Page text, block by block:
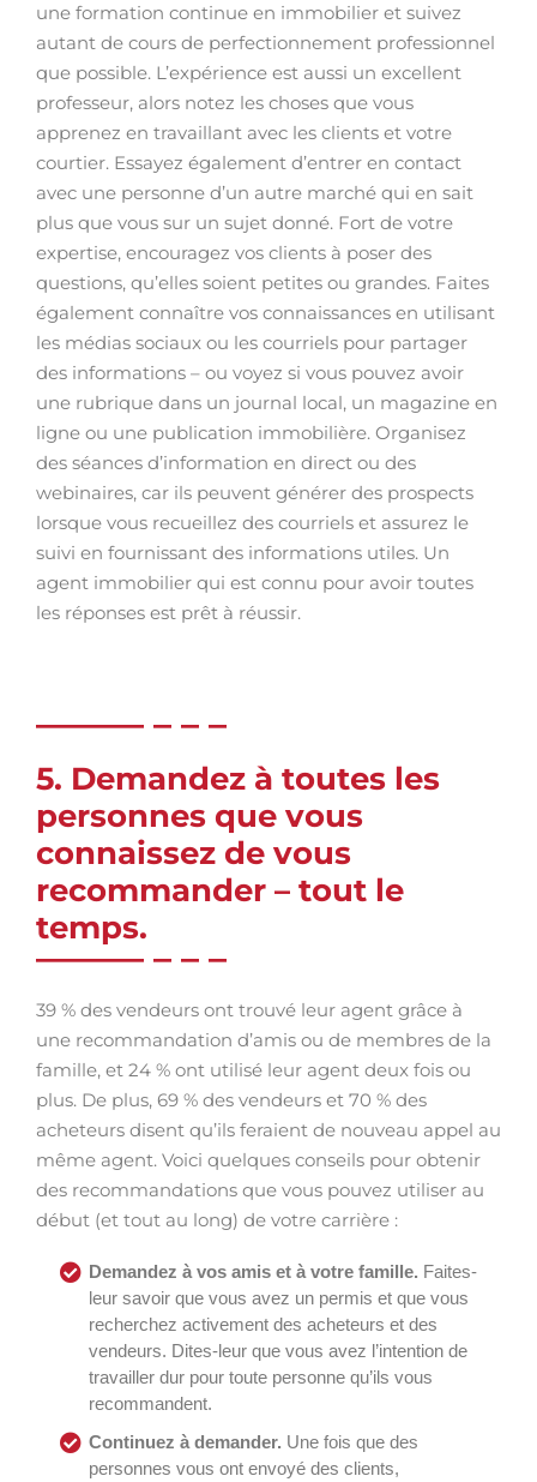
une formation continue en immobilier et suivez
autant de cours de perfectionnement professionnel
que possible. L’expérience est aussi un excellent
professeur, alors notez les choses que vous
apprenez en travaillant avec les clients et votre
courtier. Essayez également d’entrer en contact
avec une personne d’un autre marché qui en sait
plus que vous sur un sujet donné. Fort de votre
expertise, encouragez vos clients à poser des
questions, qu’elles soient petites ou grandes. Faites
également connaître vos connaissances en utilisant
les médias sociaux ou les courriels pour partager
des informations – ou voyez si vous pouvez avoir
une rubrique dans un journal local, un magazine en
ligne ou une publication immobilière. Organisez
des séances d’information en direct ou des
webinaires, car ils peuvent générer des prospects
lorsque vous recueillez des courriels et assurez le
suivi en fournissant des informations utiles. Un
agent immobilier qui est connu pour avoir toutes
les réponses est prêt à réussir.
5. Demandez à toutes les
personnes que vous
connaissez de vous
recommander – tout le
temps.
39 % des vendeurs ont trouvé leur agent grâce à
une recommandation d’amis ou de membres de la
famille, et 24 % ont utilisé leur agent deux fois ou
plus. De plus, 69 % des vendeurs et 70 % des
acheteurs disent qu’ils feraient de nouveau appel au
même agent. Voici quelques conseils pour obtenir
des recommandations que vous pouvez utiliser au
début (et tout au long) de votre carrière :
Demandez à vos amis et à votre famille. Faites-
leur savoir que vous avez un permis et que vous
recherchez activement des acheteurs et des
vendeurs. Dites-leur que vous avez l’intention de
travailler dur pour toute personne qu’ils vous
recommandent.
Continuez à demander. Une fois que des
personnes vous ont envoyé des clients,